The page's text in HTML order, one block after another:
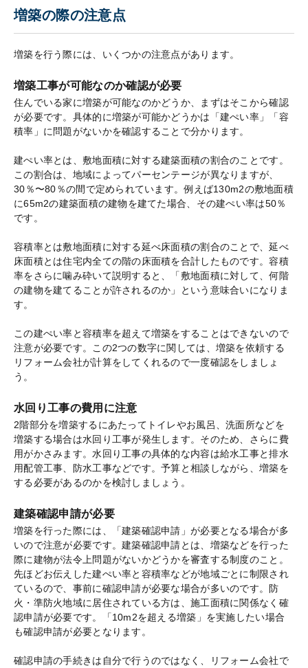
増築の際の注意点
増築を行う際には、いくつかの注意点があります。
増築工事が可能なのか確認が必要
住んでいる家に増築が可能なのかどうか、まずはそこから確認
が必要です。具体的に増築が可能かどうかは「建ぺい率」「容
積率」に問題がないかを確認することで分かります。
建ぺい率とは、敷地面積に対する建築面積の割合のことです。
この割合は、地域によってパーセンテージが異なりますが、
30％〜80％の間で定められています。例えば130m2の敷地面積
に65m2の建築面積の建物を建てた場合、その建ぺい率は50％
です。
容積率とは敷地面積に対する延べ床面積の割合のことで、延べ
床面積とは住宅内全ての階の床面積を合計したものです。容積
率をさらに噛み砕いて説明すると、「敷地面積に対して、何階
の建物を建てることが許されるのか」という意味合いになりま
す。
この建ぺい率と容積率を超えて増築をすることはできないので
注意が必要です。この2つの数字に関しては、増築を依頼する
リフォーム会社が計算をしてくれるので一度確認をしましょ
う。
水回り工事の費用に注意
2階部分を増築するにあたってトイレやお風呂、洗面所などを
増築する場合は水回り工事が発生します。そのため、さらに費
用がかさみます。水回り工事の具体的な内容は給水工事と排水
用配管工事、防水工事などです。予算と相談しながら、増築を
する必要があるのかを検討しましょう。
建築確認申請が必要
増築を行った際には、「建築確認申請」が必要となる場合が多
いので注意が必要です。建築確認申請とは、増築などを行った
際に建物が法令上問題がないかどうかを審査する制度のこと。
先ほどお伝えした建ぺい率と容積率などが地域ごとに制限され
ているので、事前に確認申請が必要な場合が多いのです。防
火・準防火地域に居住されている方は、施工面積に関係なく確
認申請が必要です。「10m2を超える増築」を実施したい場合
も確認申請が必要となります。
確認申請の手続きは自分で行うのではなく、リフォーム会社で